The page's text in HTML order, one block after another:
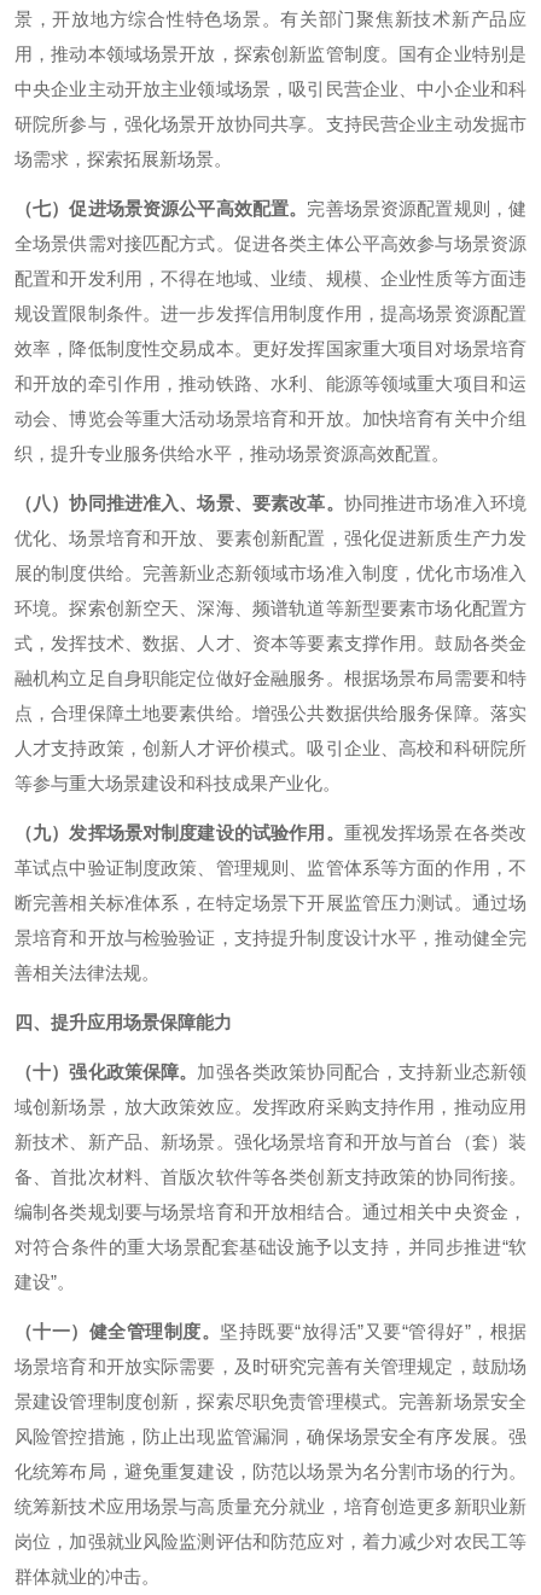
景，开放地方综合性特色场景。有关部门聚焦新技术新产品应
用，推动本领域场景开放，探索创新监管制度。国有企业特别是
中央企业主动开放主业领域场景，吸引民营企业、中小企业和科
研院所参与，强化场景开放协同共享。支持民营企业主动发掘市
场需求，探索拓展新场景。
（七）促进场景资源公平高效配置。 完善场景资源配置规则，健
全场景供需对接匹配方式。促进各类主体公平高效参与场景资源
配置和开发利用，不得在地域、业绩、规模、企业性质等方面违
规设置限制条件。进一步发挥信用制度作用，提高场景资源配置
效率，降低制度性交易成本。更好发挥国家重大项目对场景培育
和开放的牵引作用，推动铁路、水利、能源等领域重大项目和运
动会、博览会等重大活动场景培育和开放。加快培育有关中介组
织，提升专业服务供给水平，推动场景资源高效配置。
（八）协同推进准入、场景、要素改革。 协同推进市场准入环境
优化、场景培育和开放、要素创新配置，强化促进新质生产力发
展的制度供给。完善新业态新领域市场准入制度，优化市场准入
环境。探索创新空天、深海、频谱轨道等新型要素市场化配置方
式，发挥技术、数据、人才、资本等要素支撑作用。鼓励各类金
融机构立足自身职能定位做好金融服务。根据场景布局需要和特
点，合理保障土地要素供给。增强公共数据供给服务保障。落实
人才支持政策，创新人才评价模式。吸引企业、高校和科研院所
等参与重大场景建设和科技成果产业化。
（九）发挥场景对制度建设的试验作用。 重视发挥场景在各类改
革试点中验证制度政策、管理规则、监管体系等方面的作用，不
断完善相关标准体系，在特定场景下开展监管压力测试。通过场
景培育和开放与检验验证，支持提升制度设计水平，推动健全完
善相关法律法规。
四、提升应用场景保障能力
（十）强化政策保障。 加强各类政策协同配合，支持新业态新领
域创新场景，放大政策效应。发挥政府采购支持作用，推动应用
新技术、新产品、新场景。强化场景培育和开放与首台（套）装
备、首批次材料、首版次软件等各类创新支持政策的协同衔接。
编制各类规划要与场景培育和开放相结合。通过相关中央资金，
对符合条件的重大场景配套基础设施予以支持，并同步推进“软
建设”。
（十一）健全管理制度。 坚持既要“放得活”又要“管得好”，根据
场景培育和开放实际需要，及时研究完善有关管理规定，鼓励场
景建设管理制度创新，探索尽职免责管理模式。完善新场景安全
风险管控措施，防止出现监管漏洞，确保场景安全有序发展。强
化统筹布局，避免重复建设，防范以场景为名分割市场的行为。
统筹新技术应用场景与高质量充分就业，培育创造更多新职业新
岗位，加强就业风险监测评估和防范应对，着力减少对农民工等
群体就业的冲击。